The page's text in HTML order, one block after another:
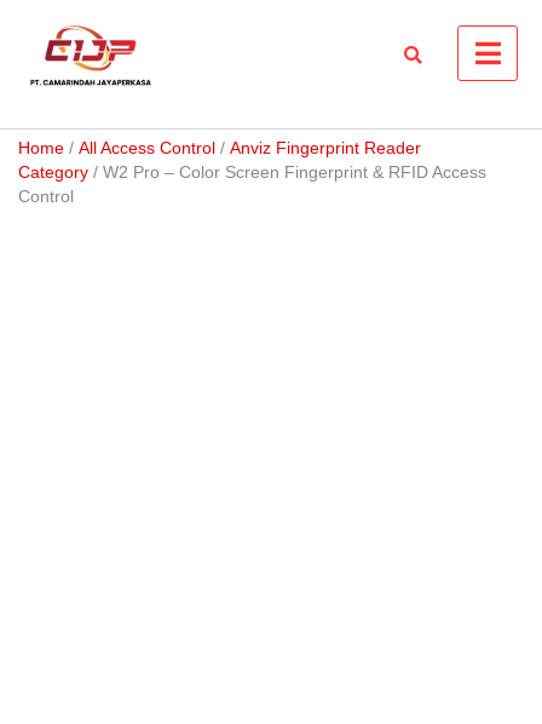
Home / All Access Control / Anviz Fingerprint Reader
Category / W2 Pro – Color Screen Fingerprint & RFID Access
Control